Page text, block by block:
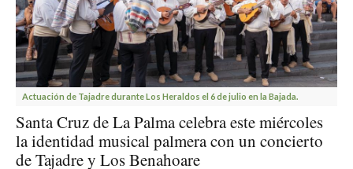
Actuación de Tajadre durante Los Heraldos el 6 de julio en la Bajada.
Santa Cruz de La Palma celebra este miércoles
la identidad musical palmera con un concierto
de Tajadre y Los Benahoare